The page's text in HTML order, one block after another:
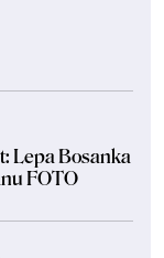
Lepa Bosanka
FOTO